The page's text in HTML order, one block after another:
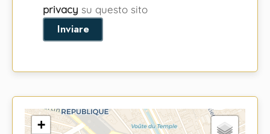
privacy su questo sito
Inviare
+